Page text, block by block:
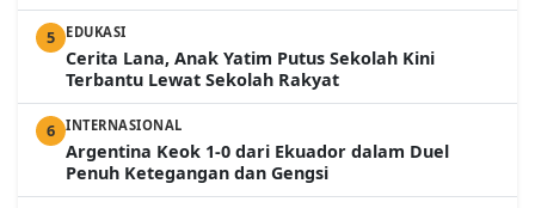
5 EDUKASI
Cerita Lana, Anak Yatim Putus Sekolah Kini
Terbantu Lewat Sekolah Rakyat
6 INTERNASIONAL
Argentina Keok 1-0 dari Ekuador dalam Duel
Penuh Ketegangan dan Gengsi